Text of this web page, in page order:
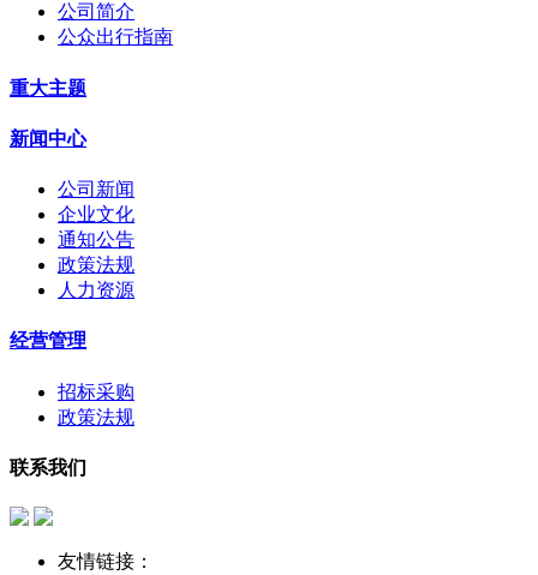
公司简介
公众出行指南
重大主题
新闻中心
公司新闻
企业文化
通知公告
政策法规
人力资源
经营管理
招标采购
政策法规
联系我们
友情链接：